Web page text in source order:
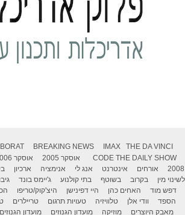
BORAT BREAKING NEWS IMAX
THE DA VINCI
CODE THE DAILY SHOW אוסקר 2005 אוסקר 2006
2008
אורחים אינטרנט אנג לי אנימציה ארכיון
לשינוי מין
בקרוב בשוטף בתי קולנוע ג'יימס בונד
דפש מוד
האחים כהן היי דפינישן היצ'קוק/טריפו
הספד
וודי אלן טלוויזיה טעויות תרגום טריילרים
מאבק היוצרים
מוזיקה מועדון הגנוזים מועדון הגנוזים 2007